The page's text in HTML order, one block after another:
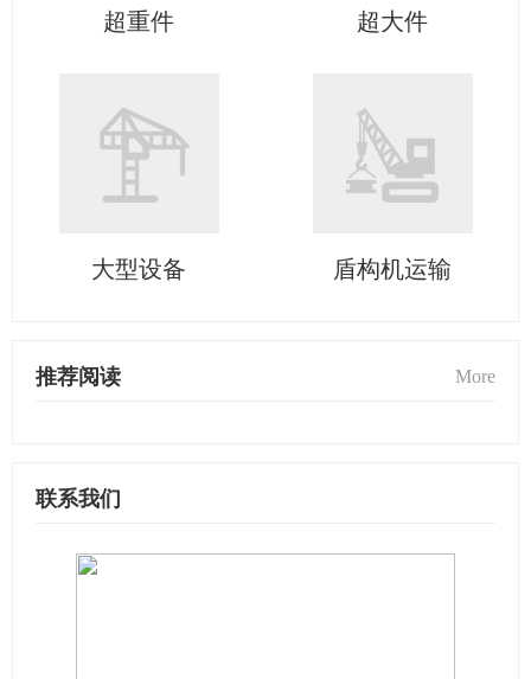
超重件 超大件
大型设备 盾构机运输
推荐阅读 More
联系我们